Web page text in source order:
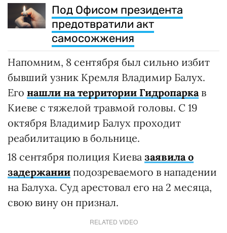
Под Офисом президента
предотвратили акт
самосожжения
Напомним, 8 сентября был сильно избит
бывший узник Кремля Владимир Балух.
Его нашли на территории Гидропарка в
Киеве с тяжелой травмой головы. С 19
октября Владимир Балух проходит
реабилитацию в больнице.
18 сентября полиция Киева заявила о
задержании подозреваемого в нападении
на Балуха. Суд арестовал его на 2 месяца,
свою вину он признал.
RELATED VIDEO